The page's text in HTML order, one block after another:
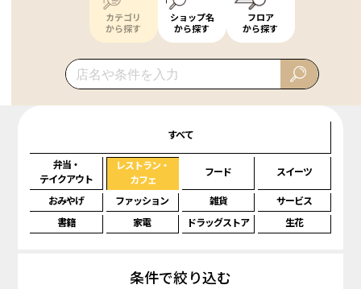
カテゴリ
から探す
ショップ名
から探す
フロア
から探す
すべて
弁当・
テイクアウト
レストラン・
カフェ
フード スイーツ
おみやげ ファッション 雑貨
サービス
書籍
家電 ドラッグストア 生花
条件で絞り込む